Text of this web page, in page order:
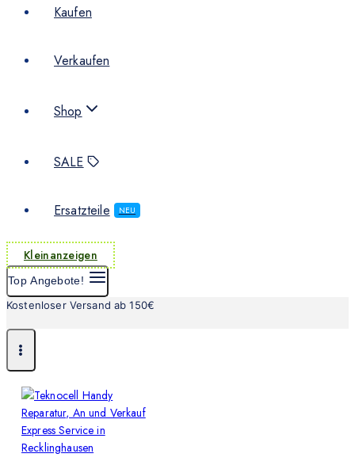
Kaufen
Verkaufen
Shop
SALE
Ersatzteile NEU
Kleinanzeigen
Top Angebote!
Kostenloser Versand ab 150€